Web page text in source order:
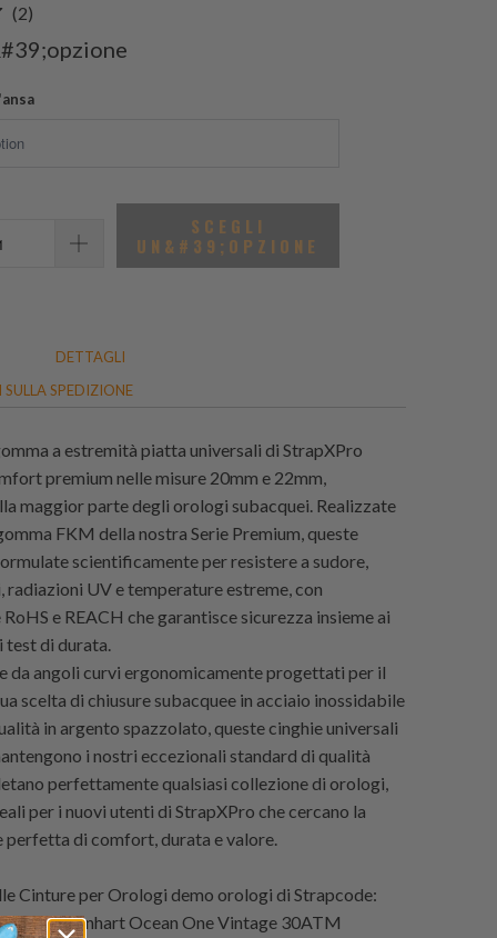
(2)
recensioni
totali
SCEGLI
UN&#39;OPZIONE
DETTAGLI
SPEDIZIONE
a estremità piatta universali di StrapXPro
premium nelle misure 20mm e 22mm,
maggior parte degli orologi subacquei. Realizzate
FKM della nostra Serie Premium, queste
scientificamente per resistere a sudore,
radiazioni UV e temperature estreme, con
e REACH che garantisce sicurezza insieme ai
di durata.
da angoli curvi ergonomicamente progettati per il
scelta di chiusure subacquee in acciaio inossidabile
in argento spazzolato, queste cinghie universali
i nostri eccezionali standard di qualità
perfettamente qualsiasi collezione di orologi,
per i nuovi utenti di StrapXPro che cercano la
perfetta di comfort, durata e valore.
Cinture per Orologi demo orologi di Strapcode:
Steinhart Ocean One Vintage 30ATM